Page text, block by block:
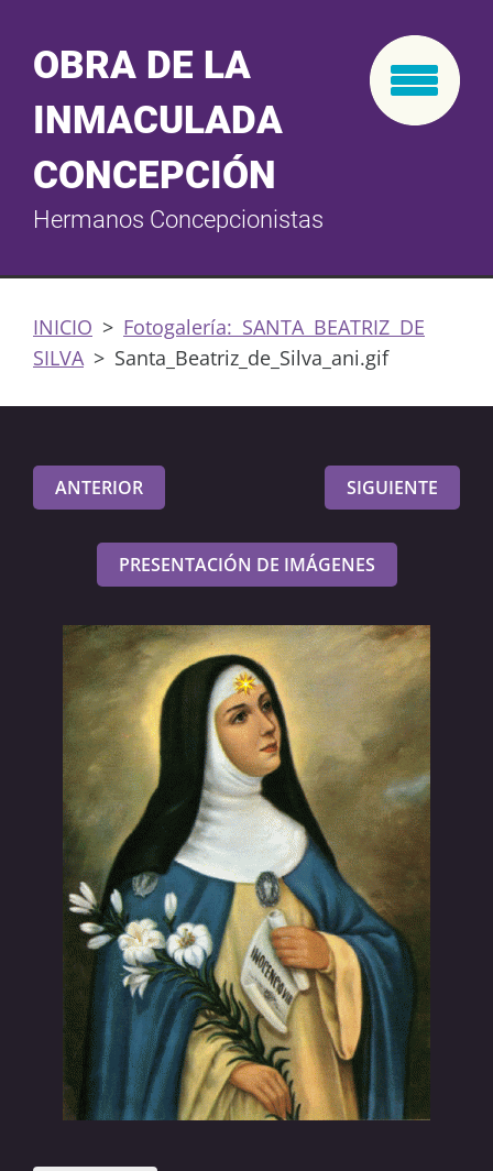
OBRA DE LA
INMACULADA
CONCEPCIÓN
Hermanos Concepcionistas
INICIO > Fotogalería: SANTA BEATRIZ DE
SILVA > Santa_Beatriz_de_Silva_ani.gif
ANTERIOR SIGUIENTE
PRESENTACIÓN DE IMÁGENES